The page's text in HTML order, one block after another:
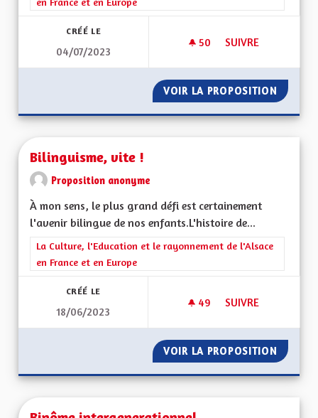
CRÉÉ LE
04/07/2023
50 50 ABONNÉS
SUIVRE
VOIR LA PROPOSITION
Bilinguisme, vite !
Proposition anonyme
À mon sens, le plus grand défi est certainement
l'avenir bilingue de nos enfants.L'histoire de...
Filtrer les résultats de la catégorie : La Culture, l'Education et
La Culture, l'Education et le rayonnement de l'Alsace
en France et en Europe
CRÉÉ LE
18/06/2023
49 49 ABONNÉS
SUIVRE
VOIR LA PROPOSITION